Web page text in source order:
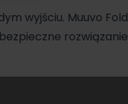
wyjściu. Muuvo Fold
rozwiązanie